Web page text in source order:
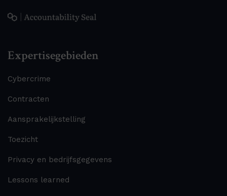
Expertisegebieden
Cybercrime
Contracten
Aansprakelijkstelling
Toezicht
Privacy en bedrijfsgegevens
Lessons learned